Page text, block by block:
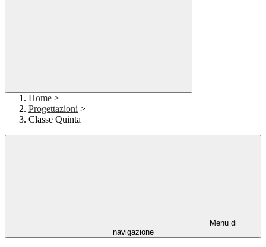
Home >
Progettazioni >
Classe Quinta
Menu di
navigazione